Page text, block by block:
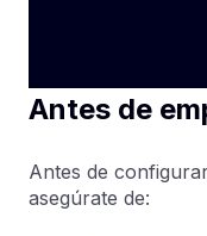
Antes de
Antes de
asegúrate de: